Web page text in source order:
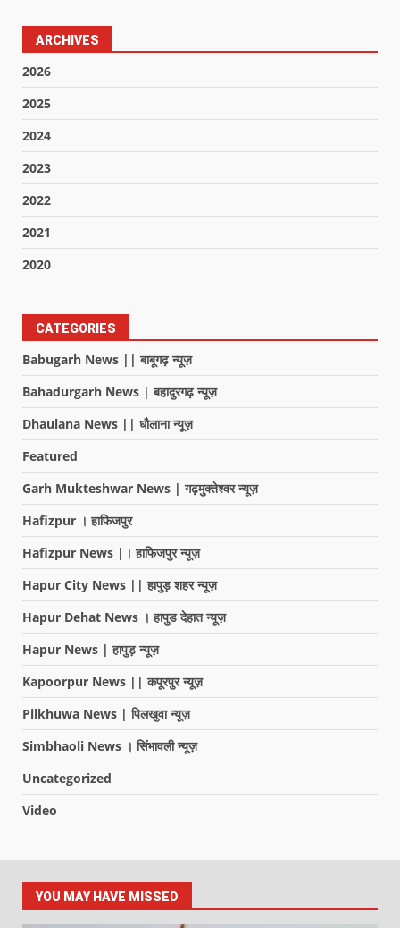
ARCHIVES
2026
2025
2024
2023
2022
2021
2020
CATEGORIES
Babugarh News || बाबूगढ़ न्यूज़
Bahadurgarh News | बहादुरगढ़ न्यूज़
Dhaulana News || धौलाना न्यूज़
Featured
Garh Mukteshwar News | गढ़मुक्तेश्वर न्यूज़
Hafizpur । हाफिजपुर
Hafizpur News |। हाफिजपुर न्यूज़
Hapur City News || हापुड़ शहर न्यूज़
Hapur Dehat News । हापुड देहात न्यूज़
Hapur News | हापुड़ न्यूज़
Kapoorpur News || कपूरपुर न्यूज़
Pilkhuwa News | पिलखुवा न्यूज़
Simbhaoli News । सिंभावली न्यूज़
Uncategorized
Video
YOU MAY HAVE MISSED